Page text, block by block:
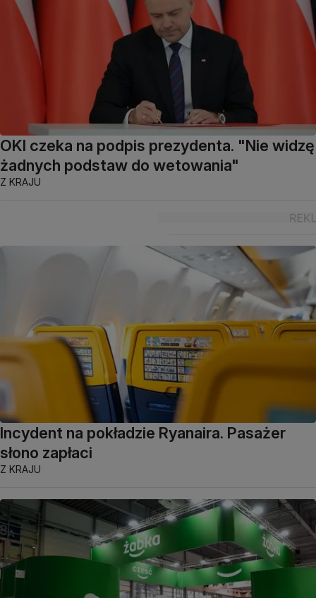
OKI czeka na podpis prezydenta. "Nie widzę
żadnych podstaw do wetowania"
Z KRAJU
Incydent na pokładzie Ryanaira. Pasażer
słono zapłaci
Z KRAJU